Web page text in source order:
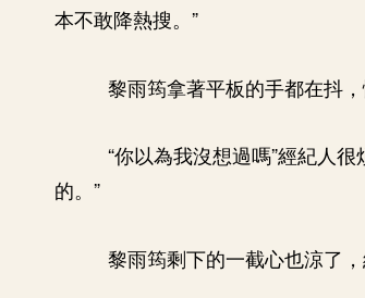
本不敢降熱搜。”
黎雨筠拿著平板的手都在抖
“你以為我沒想過嗎”經紀人
的。”
黎雨筠剩下的一截心也涼了